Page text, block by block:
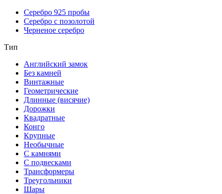
Серебро 925 пробы
Серебро с позолотой
Черненое серебро
Тип
Английский замок
Без камней
Винтажные
Геометрические
Длинные (висячие)
Дорожки
Квадратные
Конго
Крупные
Необычные
С камнями
С подвесками
Трансформеры
Треугольники
Шары